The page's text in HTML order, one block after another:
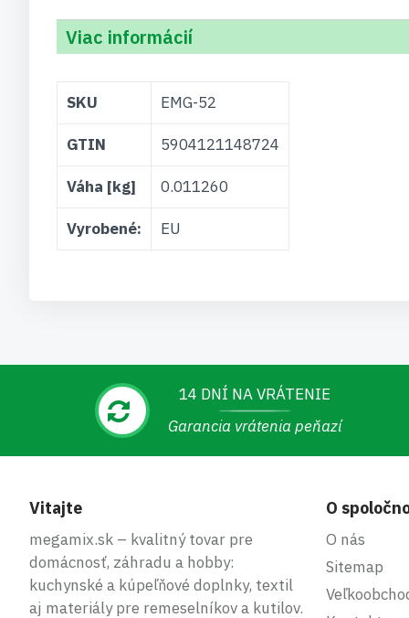
Viac informácií
Viac
informácií
SKU EMG-52
GTIN 5904121148724
Váha [kg] 0.011260
Vyrobené: EU
14 DNÍ NA VRÁTENIE
Garancia vrátenia peňazí
Vitajte
megamix.sk – kvalitný tovar pre
domácnosť, záhradu a hobby:
kuchynské a kúpeľňové doplnky, textil
aj materiály pre remeselníkov a kutilov.
O
O nás
Sitemap